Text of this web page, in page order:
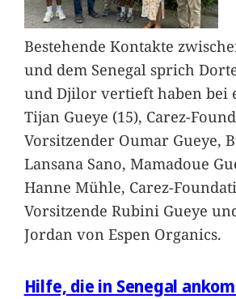
Bestehende Kontakte
und dem Senegal sprich
und Djilor vertieft haben bei
Tijan Gueye (15), Carez-
Vorsitzender Oumar Gueye,
Lansana Sano, Mamadoue
Hanne Mühle, Carez-
Vorsitzende Rubini Gueye
Jordan von Espen Organics.
Hilfe, die in Senegal